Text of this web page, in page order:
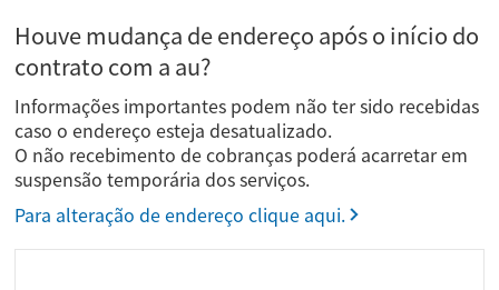
Houve mudança de endereço após o início do
contrato com a au?
Informações importantes podem não ter sido recebidas
caso o endereço esteja desatualizado.
O não recebimento de cobranças poderá acarretar em
suspensão temporária dos serviços.
Para alteração de endereço clique aqui.